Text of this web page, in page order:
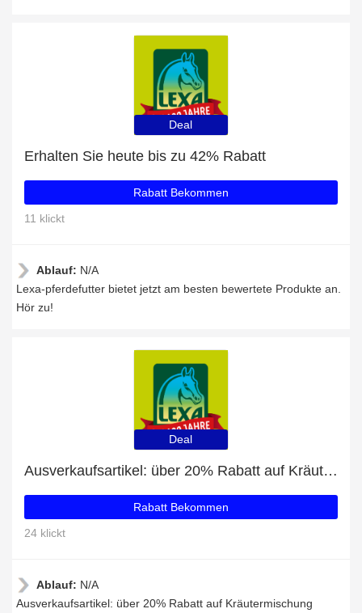
Deal
Erhalten Sie heute bis zu 42% Rabatt
Rabatt Bekommen
11 klickt
Ablauf: N/A
Lexa-pferdefutter bietet jetzt am besten bewertete Produkte an.
Hör zu!
Deal
Ausverkaufsartikel: über 20% Rabatt auf Kräutermischung Atemwege
Rabatt Bekommen
24 klickt
Ablauf: N/A
Ausverkaufsartikel: über 20% Rabatt auf Kräutermischung